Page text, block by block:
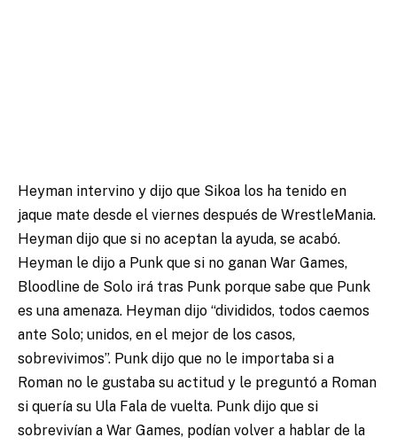
Heyman intervino y dijo que Sikoa los ha tenido en
jaque mate desde el viernes después de WrestleMania.
Heyman dijo que si no aceptan la ayuda, se acabó.
Heyman le dijo a Punk que si no ganan War Games,
Bloodline de Solo irá tras Punk porque sabe que Punk
es una amenaza. Heyman dijo “divididos, todos caemos
ante Solo; unidos, en el mejor de los casos,
sobrevivimos”. Punk dijo que no le importaba si a
Roman no le gustaba su actitud y le preguntó a Roman
si quería su Ula Fala de vuelta. Punk dijo que si
sobrevivían a War Games, podían volver a hablar de la